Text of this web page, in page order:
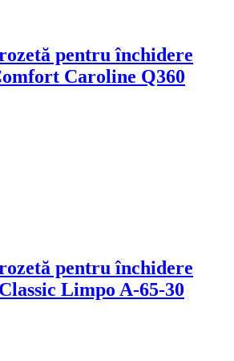
pentru închidere
Caroline Q360
pentru închidere
Limpo A-65-30